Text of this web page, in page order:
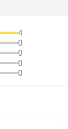
4
0
0
0
0